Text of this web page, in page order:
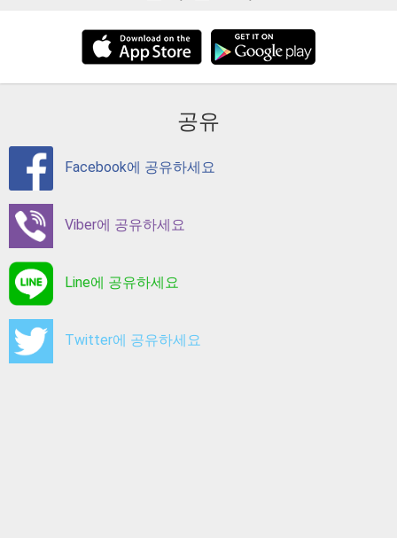
공유
Facebook에 공유하세요
Viber에 공유하세요
Line에 공유하세요
Twitter에 공유하세요